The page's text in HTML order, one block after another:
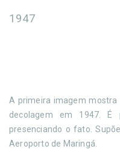
1947
A primeira imagem
decolagem em 1947. É
presenciando o fato.
Aeroporto de Maringá.